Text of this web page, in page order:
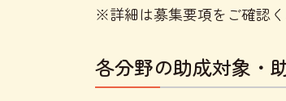
※詳細は募集要項をご確認く
各分野の助成対象・